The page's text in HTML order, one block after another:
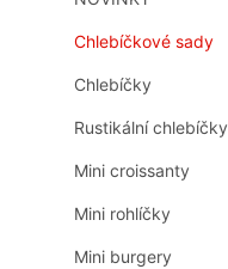
Chlebíčkové sady
Chlebíčky
Rustikální chlebíčky
Mini croissanty
Mini rohlíčky
Mini burgery